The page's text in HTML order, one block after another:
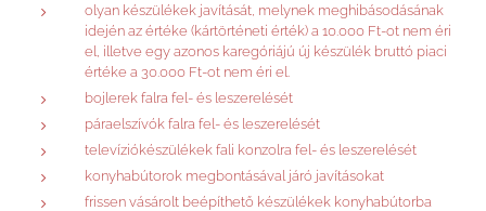
olyan készülékek javítását, melynek meghibásodásának
idején az értéke (kártörténeti érték) a 10.000 Ft-ot nem éri
el, illetve egy azonos karegóriájú új készülék bruttó piaci
értéke a 30.000 Ft-ot nem éri el.
bojlerek falra fel- és leszerelését
páraelszívók falra fel- és leszerelését
televíziókészülékek fali konzolra fel- és leszerelését
konyhabútorok megbontásával járó javításokat
frissen vásárolt beépíthető készülékek konyhabútorba